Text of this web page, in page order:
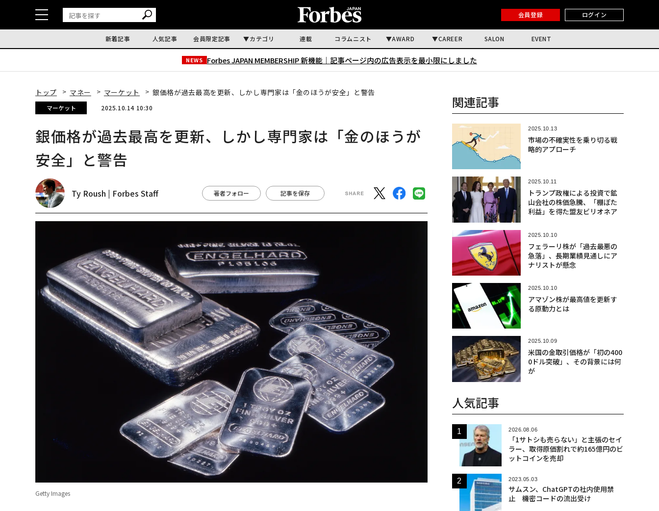
会員登録 ログイン
新着記事 人気記事 会員限定記事 カテゴリ 連載 コラムニスト AWARD CAREER SALON EVENT
NEWS Forbes JAPAN MEMBERSHIP 新機能｜ 記事ページ内の広告表示を最小限にしました
トップ マネー マーケット 銀価格が過去最高を更新、しかし専門家は「金のほうが安全」と警告
マーケット 2025.10.14 10:30
銀価格が過去最高を更新、しかし専門家は「金のほうが
安全」と警告
Ty Roush | Forbes Staff 著者フォロー 記事を保存
Getty Images
関連記事
2025.10.13
市場の不確実性を乗り切る戦
略的アプローチ
2025.10.11
トランプ政権による投資で鉱
山会社の株価急騰、「棚ぼた
利益」を得た盟友ビリオネア
2025.10.10
フェラーリ株が「過去最悪の
急落」、長期業績見通しにア
ナリストが懸念
2025.10.10
アマゾン株が最高値を更新す
る原動力とは
2025.10.09
米国の金取引価格が「初の400
0ドル突破」、その背景には何
が
人気記事
2026.08.06
「1サトシも売らない」と主張のセイ
ラー、取得原価割れで約165億円のビ
ットコインを売却
2023.05.03
サムスン、ChatGPTの社内使用禁
止 機密コードの流出受け